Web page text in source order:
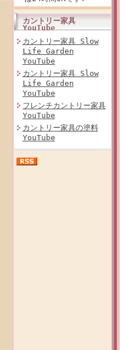
カントリー家具
YouTube
カントリー家具 Slow
Life Garden
YouTube
カントリー家具 Slow
Life Garden
YouTube
フレンチカントリー家具
YouTube
カントリー家具の塗料
YouTube